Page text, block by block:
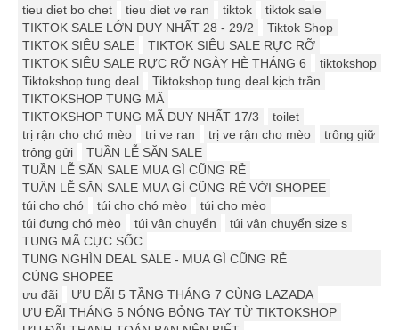
tieu diet bo chet
tieu diet ve ran tiktok
tiktok sale
TIKTOK SALE LỚN DUY NHẤT 28 - 29/2
Tiktok Shop
TIKTOK SIÊU SALE
TIKTOK SIÊU SALE RỰC RỠ
TIKTOK SIÊU SALE RỰC RỠ NGÀY HÈ THÁNG 6
tiktokshop
Tiktokshop tung deal
Tiktokshop tung deal kịch trần
TIKTOKSHOP TUNG MÃ
TIKTOKSHOP TUNG MÃ DUY NHẤT 17/3
toilet
trị rận cho chó mèo
tri ve ran trị ve rận cho mèo
trông giữ
trông gửi
TUẦN LỄ SĂN SALE
TUẦN LỄ SĂN SALE MUA GÌ CŨNG RẺ
TUẦN LỄ SĂN SALE MUA GÌ CŨNG RẺ VỚI SHOPEE
túi cho chó
túi cho chó mèo
túi cho mèo
túi đựng chó mèo
túi vận chuyển
túi vận chuyển size s
TUNG MÃ CỰC SỐC
TUNG NGHÌN DEAL SALE - MUA GÌ CŨNG RẺ
CÙNG SHOPEE
ưu đãi
ƯU ĐÃI 5 TẦNG THÁNG 7 CÙNG LAZADA
ƯU ĐÃI THÁNG 5 NÓNG BỎNG TAY TỪ TIKTOKSHOP